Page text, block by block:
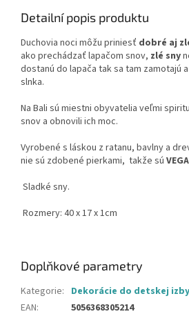
Detailní popis produktu
Duchovia noci môžu priniesť dobré aj
ako prechádzať lapačom snov, zlé sny
dostanú do lapača tak sa tam zamotajú
slnka.
Na Bali sú miestni obyvatelia veľmi
snov a obnovili ich moc.
Vyrobené s láskou z ratanu, bavlny a
nie sú zdobené pierkami, takže sú
Sladké sny.
Rozmery: 40 x 17 x 1cm
Doplňkové parametry
Kategorie: Dekorácie do detskej izby
EAN: 5056368305214